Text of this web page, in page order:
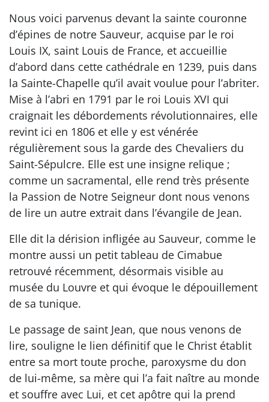
Nous voici parvenus devant la sainte couronne
d’épines de notre Sauveur, acquise par le roi
Louis IX, saint Louis de France, et accueillie
d’abord dans cette cathédrale en 1239, puis dans
la Sainte-Chapelle qu’il avait voulue pour l’abriter.
Mise à l’abri en 1791 par le roi Louis XVI qui
craignait les débordements révolutionnaires, elle
revint ici en 1806 et elle y est vénérée
régulièrement sous la garde des Chevaliers du
Saint-Sépulcre. Elle est une insigne relique ;
comme un sacramental, elle rend très présente
la Passion de Notre Seigneur dont nous venons
de lire un autre extrait dans l’évangile de Jean.
Elle dit la dérision infligée au Sauveur, comme le
montre aussi un petit tableau de Cimabue
retrouvé récemment, désormais visible au
musée du Louvre et qui évoque le dépouillement
de sa tunique.
Le passage de saint Jean, que nous venons de
lire, souligne le lien définitif que le Christ établit
entre sa mort toute proche, paroxysme du don
de lui-même, sa mère qui l’a fait naître au monde
et souffre avec Lui, et cet apôtre qui la prend